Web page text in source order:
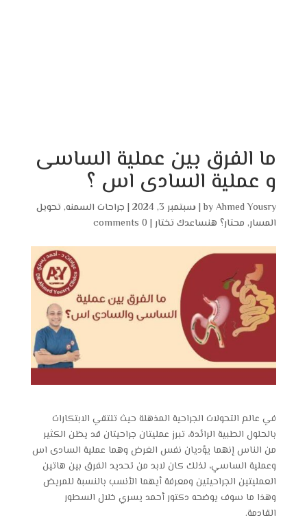
ما الفرق بين عملية الساسى
و عملية السادى اس ؟
byAhmed Yousry
|سبتمبر 3, 2024 | جراحات السمنه, تحويل
المسار, محتار؟ هنساعدك تختار|
0 comments
في عالم التحولات الجراحية المذهلة حيث تلتقي الابتكارات
بالحلول الطبية الرائدة، تبرز عمليتان جراحيتان قد يظن الكثير
من الناس إنهما يؤديان نفس الغرض وهما عملية السادى اس
وعملية الساسي، لذلك كان لابد من تحديد الفرق بين هاتين
العمليتين الجراحيتين ومعرفة أيهما الأنسب بالنسبة للمريض
وهذا ما سوف يوضحه دكتور أحمد يسري خلال السطور
القادمة.